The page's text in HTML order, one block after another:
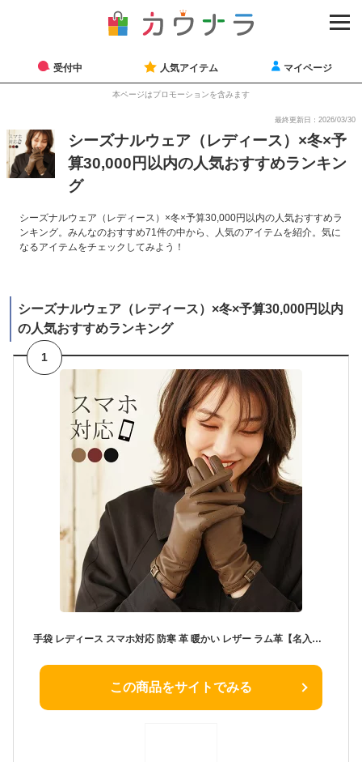
受付中 人気アイテム マイページ
本ページはプロモーションを含みます
最終更新日：2026/03/30
シーズナルウェア（レディース）×冬×予
算30,000円以内の人気おすすめランキン
グ
シーズナルウェア（レディース）×冬×予算30,000円以内の人気おすすめラ
ンキング。みんなのおすすめ71件の中から、人気のアイテムを紹介。気に
なるアイテムをチェックしてみよう！
シーズナルウェア（レディース）×冬×予算30,000円以内
の人気おすすめランキング
1
手袋 レディース スマホ対応 防寒 革 暖かい レザー ラム革【名入れ 可能】 本革 ベルトデザイン タッチパネル対応 タッチ可能 ハトメ アンティーク金具 カシミヤ裏地 カシミヤ100％ ライナー グローブ 【ネコポスで送料無料】 ギフト プレゼント 7F (04000078r)
この商品をサイトでみる